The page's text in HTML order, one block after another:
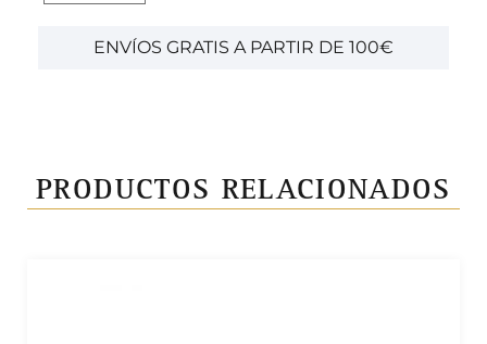
ENVÍOS GRATIS A PARTIR DE 100€
PRODUCTOS RELACIONADOS